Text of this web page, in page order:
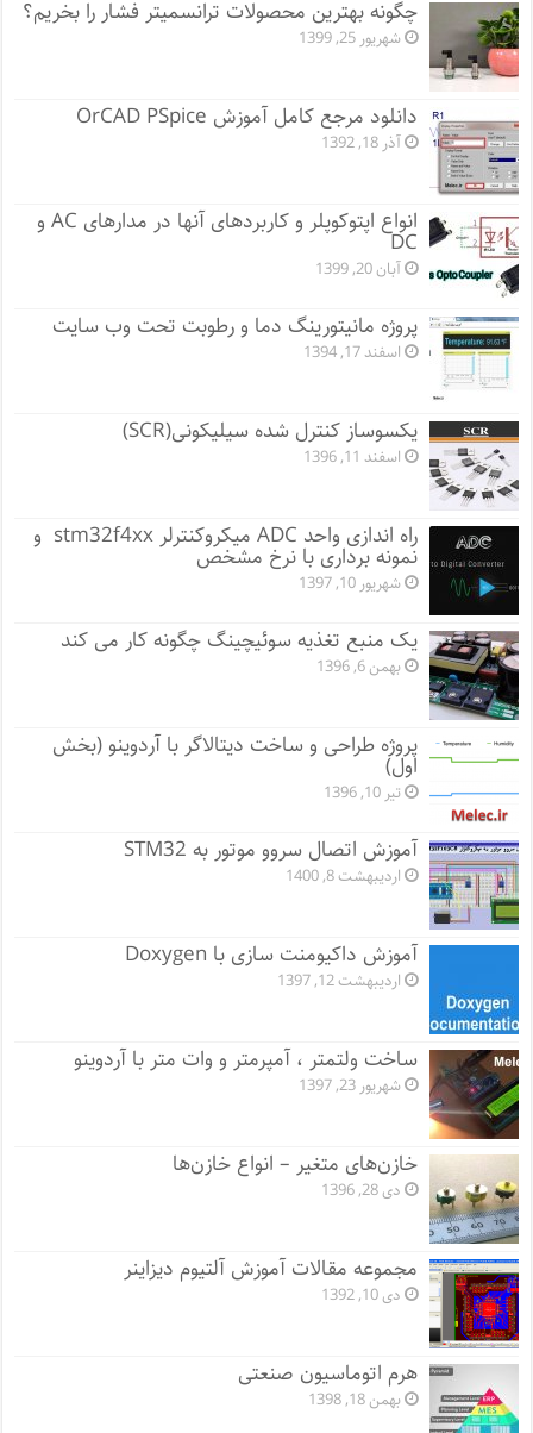
چگونه بهترین محصولات ترانسمیتر فشار را بخریم؟
شهریور 25, 1399
دانلود مرجع کامل آموزش OrCAD PSpice
آذر 18, 1392
انواع اپتوکوپلر و کاربردهای آنها در مدارهای AC و
DC
آبان 20, 1399
پروژه مانيتورينگ دما و رطوبت تحت وب سایت
اسفند 17, 1394
یکسوساز کنترل شده سیلیکونی(SCR)
اسفند 11, 1396
راه اندازی واحد ADC میکروکنترلر stm32f4xx و
نمونه برداری با نرخ مشخص
شهریور 10, 1397
یک منبع تغذیه سوئیچینگ چگونه کار می کند
بهمن 6, 1396
پروژه طراحی و ساخت دیتالاگر با آردوینو (بخش
اول)
تیر 10, 1396
آموزش اتصال سروو موتور به STM32
اردیبهشت 8, 1400
آموزش داکیومنت سازی با Doxygen
اردیبهشت 12, 1397
ساخت ولتمتر ، آمپرمتر و وات متر با آردوینو
شهریور 23, 1397
خازن‌های متغیر – انواع خازن‌ها
دی 28, 1396
مجموعه مقالات آموزش آلتیوم دیزاینر
دی 10, 1392
هرم اتوماسیون صنعتی
بهمن 18, 1398